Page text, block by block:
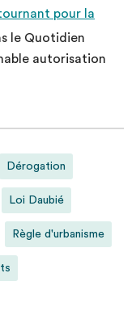
pour la
le Quotidien
autorisation
Dérogation
Loi Daubié
Règle d'urbanisme